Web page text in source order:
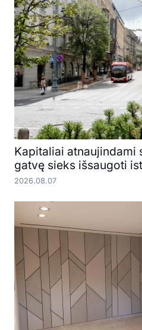
Kapitaliai atnaujindami
gatvę sieks išsaugoti
2026.08.07